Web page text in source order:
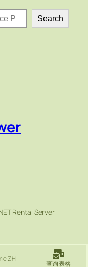
Search
Rental Server
ZH
查询表格